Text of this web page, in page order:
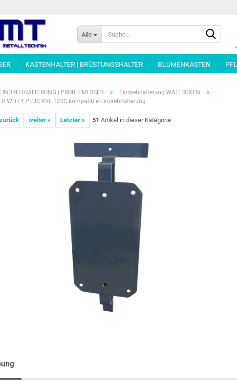
Alle
KASTENHALTER | BRÜSTUNGSHALTER BLUMENKASTEN
EINDREHHALTERUNG | PROBLEMLÖSER » Eindrehhalterung WALLBOXEN »
WITTY PLUS XVL 122C kompatible Eindrehhalterung
weiter » Letzter » 51 Artikel in dieser Kategorie